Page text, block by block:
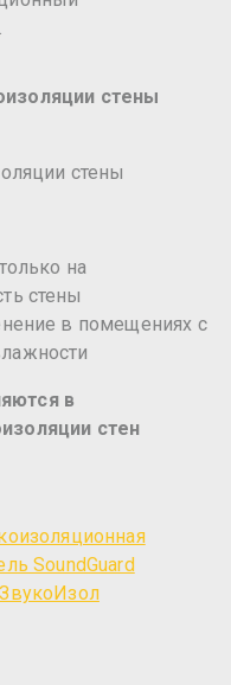
.
стены
стены
на
стены
в помещениях с
в
стен
SoundGuard